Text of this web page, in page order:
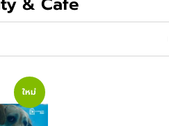
ใหม่